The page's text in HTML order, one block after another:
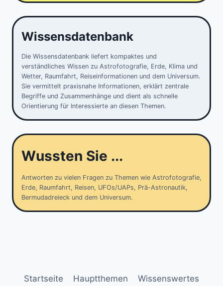
Wissensdatenbank
Die Wissensdatenbank liefert kompaktes und
verständliches Wissen zu Astrofotografie, Erde, Klima und
Wetter, Raumfahrt, Reiseinformationen und dem Universum.
Sie vermittelt praxisnahe Informationen, erklärt zentrale
Begriffe und Zusammenhänge und dient als schnelle
Orientierung für Interessierte an diesen Themen.
Wussten Sie ...
Antworten zu vielen Fragen zu Themen wie Astrofotografie,
Erde, Raumfahrt, Reisen, UFOs/UAPs, Prä-Astronautik,
Bermudadreieck und dem Universum.
Startseite Hauptthemen Wissenswertes